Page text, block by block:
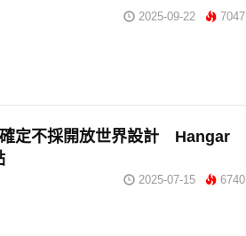
2025-09-22 7047
確定不採開放世界設計 Hangar
2025-07-15 6740